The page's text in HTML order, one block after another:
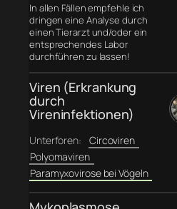
In allen Fällen empfehle ich
dringen eine Analyse durch
einen Tierarzt und/oder ein
entsprechendes Labor
durchführen zu lassen!
Viren (Erkrankung
durch
Vireninfektionen)
Unterforen:
Circoviren
Polyomaviren
Paramyxovirose bei Vögeln